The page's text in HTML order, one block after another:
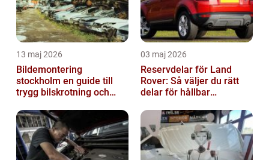
13 maj 2026
Bildemontering
stockholm en guide till
trygg bilskrotning och
03 maj 2026
Reservdelar för Land
Rover: Så väljer du rätt
delar för hållbar